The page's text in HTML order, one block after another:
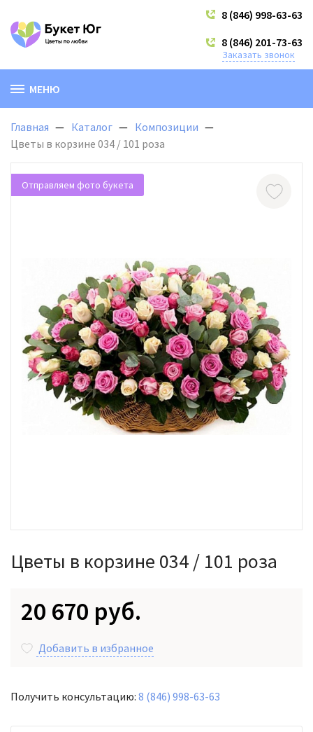
8 (846) 998-63-63
8 (846) 201-73-63
Заказать звонок
МЕНЮ
Главная Каталог
Композиции
Цветы в корзине 034 / 101 роза
Отправляем фото букета
Цветы в корзине 034 / 101 роза
20 670 руб.
Добавить в избранное
Получить консультацию: 8 (846) 998-63-63